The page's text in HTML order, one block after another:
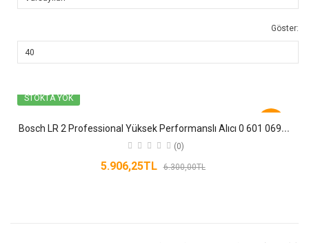
Göster:
STOKTA YOK
B
osch LR 2 Professional Yüksek Performanslı Alıcı 0 601 069 100
(0)
5.906,25TL 6.300,00TL